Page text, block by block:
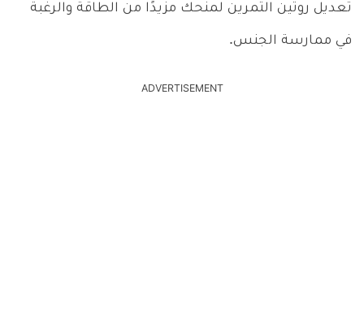
تعديل روتين التمرين لمنحك مزيدًا من الطاقة والرغبة
في ممارسة الجنس.
ADVERTISEMENT